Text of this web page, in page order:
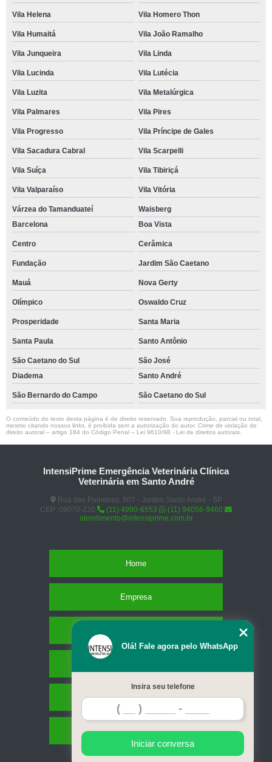
Vila Helena Vila Homero Thon
Vila Humaitá Vila João Ramalho
Vila Junqueira Vila Linda
Vila Lucinda Vila Lutécia
Vila Luzita Vila Metalúrgica
Vila Palmares Vila Pires
Vila Progresso Vila Príncipe de Gales
Vila Sacadura Cabral Vila Scarpelli
Vila Suíça Vila Tibiriçá
Vila Valparaíso Vila Vitória
Várzea do Tamanduateí
Waisberg
Barcelona
Boa Vista
Centro Cerâmica
Fundação Jardim São Caetano
Mauá Nova Gerty
Olímpico Oswaldo Cruz
Prosperidade Santa Maria
Santa Paula Santo Antônio
São Caetano do Sul
São José
Diadema
Santo André
São Bernardo do Campo São Caetano do Sul
O conteúdo do texto desta página é de direito reservado. Sua reprodução, parcial ou total,
mesmo citando nossos links, é proibida sem a autorização do autor. Crime de violação de
direito autoral – artigo 184 do Código Penal – Lei 9610/98 - Lei de direitos autorais
IntensiPrime Emergência Veterinária Clínica
Veterinária em Santo André
Rua das Paineiras, 607 - Jardim Santo André - SP
CEP: 09070-220
(11) 4990-6553
(11) 94056-9460
atendimento@intensiprime.com.br
Home
Empresa
Contato
Mapa do site
Olá! Fale agora pelo WhatsApp
Insira seu telefone
Iniciar conversa